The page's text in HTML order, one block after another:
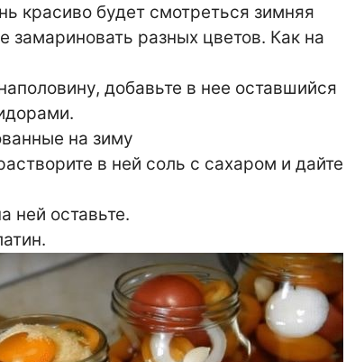
красиво будет смотреться зимняя
замариновать разных цветов. Как на
добавьте в нее оставшийся
в ней соль с сахаром и дайте
ней оставьте.